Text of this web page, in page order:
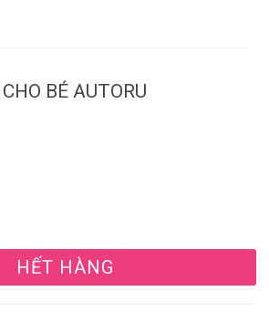
BÉ AUTORU
HẾT HÀNG